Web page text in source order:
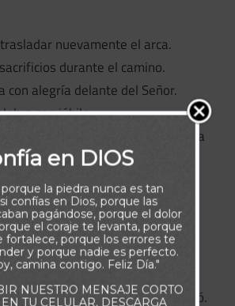
nuevamente el arca.
durante el camino.
con alegría delante del Señor.
con júbilo.
en la tienda preparada para
al pueblo y reparte alimentos.
a David (2 Samuel
manera en que David se comportó.
en DIOS
la piedra nunca es tan
confías en Dios, porque las
pagándose, porque el dolor
el coraje te levanta, porque
fortalece, porque los errores te
y porque nadie es perfecto.
camina contigo. Feliz Día."
NUESTRO MENSAJE CORTO
TU CELULAR, DESCARGA